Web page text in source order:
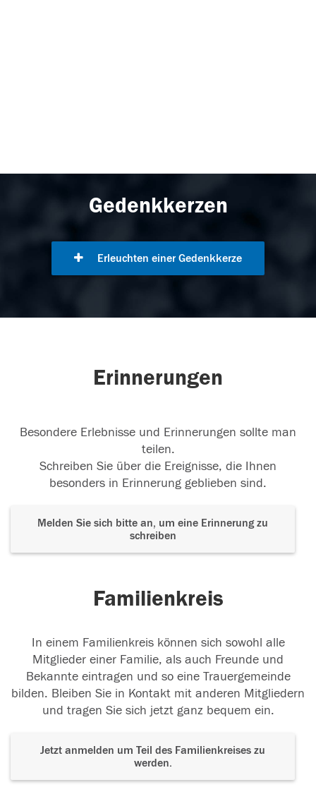
Gedenkkerzen
Erleuchten einer Gedenkkerze
Erinnerungen
Besondere Erlebnisse und Erinnerungen sollte man
teilen.
Schreiben Sie über die Ereignisse, die Ihnen
besonders in Erinnerung geblieben sind.
Melden Sie sich bitte an, um eine Erinnerung zu
schreiben
Familienkreis
In einem Familienkreis können sich sowohl alle
Mitglieder einer Familie, als auch Freunde und
Bekannte eintragen und so eine Trauergemeinde
bilden. Bleiben Sie in Kontakt mit anderen Mitgliedern
und tragen Sie sich jetzt ganz bequem ein.
Jetzt anmelden um Teil des Familienkreises zu
werden.